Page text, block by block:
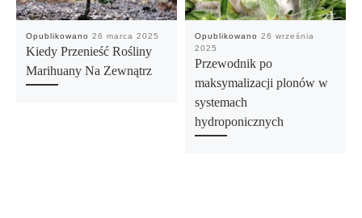
Opublikowano 26 marca 2025
Kiedy Przenieść Rośliny
Marihuany Na Zewnątrz
Opublikowano 26 września
2025
Przewodnik po
maksymalizacji plonów w
systemach
hydroponicznych